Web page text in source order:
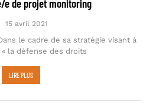
e de projet monitoring
15 avril 2021
le cadre de sa stratégie visant à
la défense des droits
LIRE PLUS